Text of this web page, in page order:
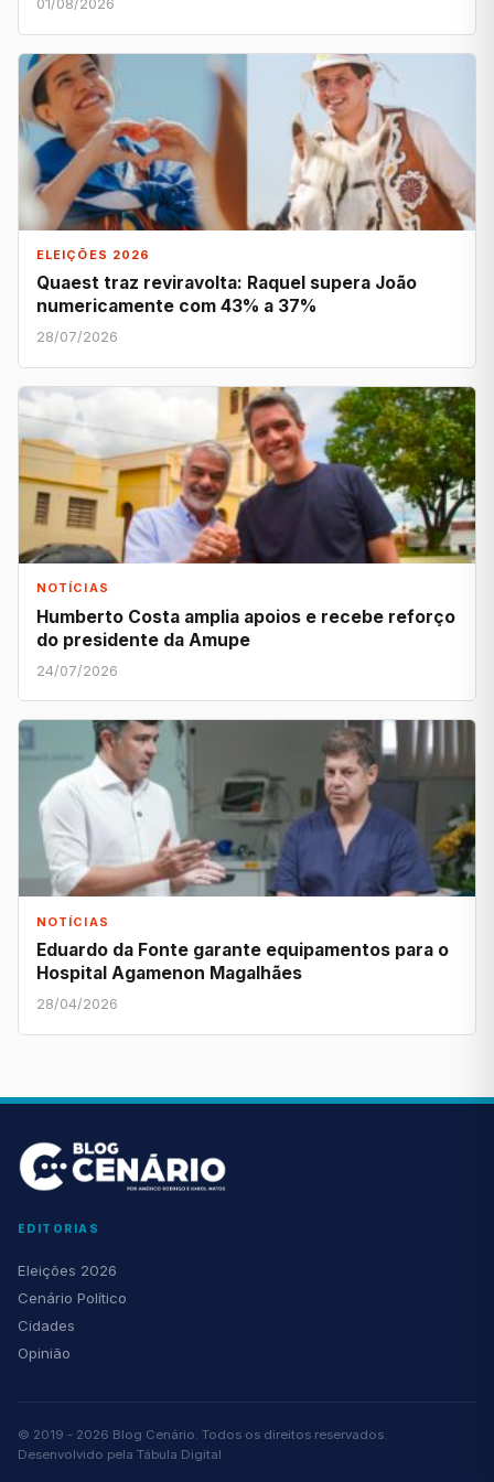
01/08/2026
ELEIÇÕES 2026
Quaest traz reviravolta: Raquel supera João
numericamente com 43% a 37%
28/07/2026
NOTÍCIAS
Humberto Costa amplia apoios e recebe reforço
do presidente da Amupe
24/07/2026
NOTÍCIAS
Eduardo da Fonte garante equipamentos para o
Hospital Agamenon Magalhães
28/04/2026
EDITORIAS
Eleições 2026
Cenário Político
Cidades
Opinião
© 2019 - 2026 Blog Cenário. Todos os direitos reservados.
Desenvolvido pela Tábula Digital